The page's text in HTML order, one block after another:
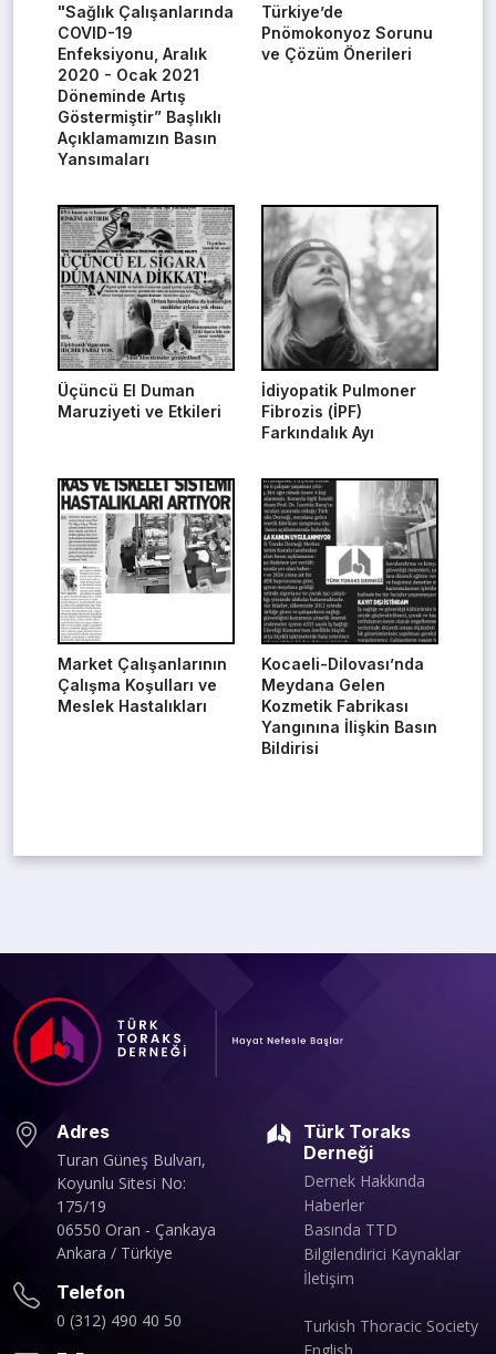
"Sağlık Çalışanlarında
COVID-19
Enfeksiyonu, Aralık
2020 - Ocak 2021
Döneminde Artış
Göstermiştir” Başlıklı
Açıklamamızın Basın
Yansımaları
Türkiye’de
Pnömokonyoz Sorunu
ve Çözüm Önerileri
Üçüncü El Duman
Maruziyeti ve Etkileri
İdiyopatik Pulmoner
Fibrozis (İPF)
Farkındalık Ayı
Market Çalışanlarının
Çalışma Koşulları ve
Meslek Hastalıkları
Kocaeli-Dilovası’nda
Meydana Gelen
Kozmetik Fabrikası
Yangınına İlişkin Basın
Bildirisi
Adres
Turan Güneş Bulvarı,
Koyunlu Sitesi No:
175/19
06550 Oran - Çankaya
Ankara / Türkiye
Telefon
0 (312) 490 40 50
Türk Toraks
Derneği
Dernek Hakkında
Haberler
Basında TTD
Bilgilendirici Kaynaklar
İletişim
Turkish Thoracic Society
English